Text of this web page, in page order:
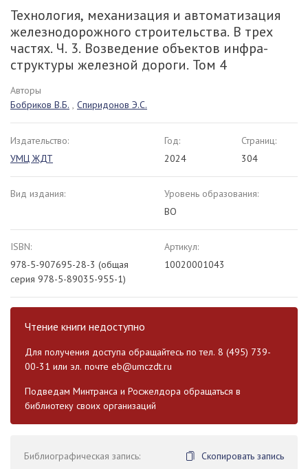
Технология, механизация и автоматизация
железнодорожного строительства. В трех
частях. Ч. 3. Возведение объектов инфра-
структуры железной дороги. Том 4
Авторы
Бобриков В.Б.
Спиридонов Э.С.
Издательство:
УМЦ ЖДТ
Год:
2024
Страниц:
304
Вид издания:
Уровень образования:
ВО
ISBN:
978-5-907695-28-3 (общая
серия 978-5-89035-955-1)
Артикул:
10020001043
Чтение книги недоступно
Для получения доступа обращайтесь по тел. 8 (495) 739-
00-31 или эл. почте eb@umczdt.ru
Подведам Минтранса и Росжелдора обращаться в
библиотеку своих организаций
Библиографическая запись:
Скопировать запись